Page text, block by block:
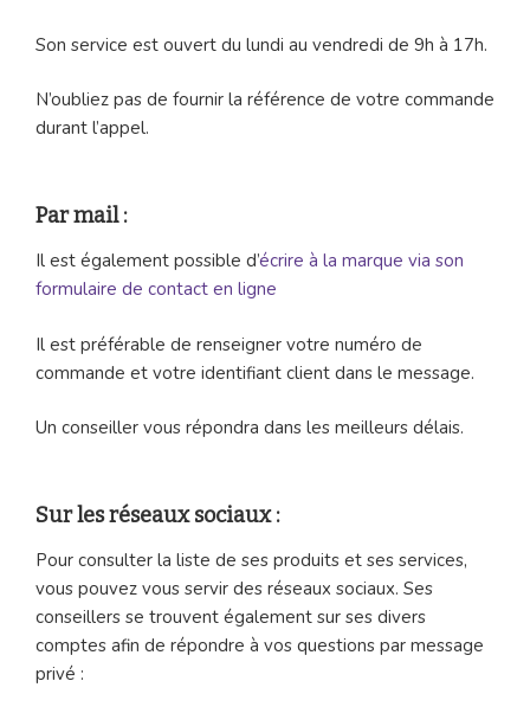
Son service est ouvert du lundi au vendredi de 9h à 17h.
N’oubliez pas de fournir la référence de votre commande
durant l’appel.
Par mail :
Il est également possible d’écrire à la marque via son
formulaire de contact en ligne
Il est préférable de renseigner votre numéro de
commande et votre identifiant client dans le message.
Un conseiller vous répondra dans les meilleurs délais.
Sur les réseaux sociaux :
Pour consulter la liste de ses produits et ses services,
vous pouvez vous servir des réseaux sociaux. Ses
conseillers se trouvent également sur ses divers
comptes afin de répondre à vos questions par message
privé :